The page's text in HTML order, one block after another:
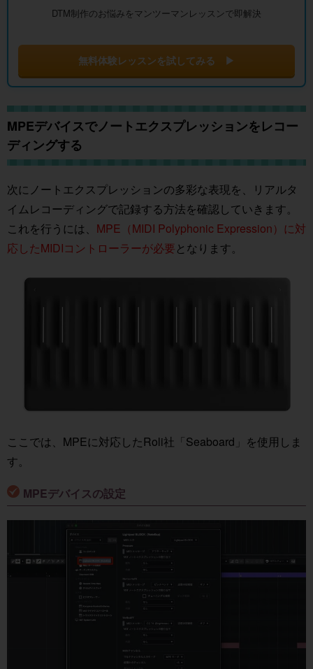
DTM制作のお悩みをマンツーマンレッスンで即解決
無料体験レッスンを試してみる ▶
MPEデバイスでノートエクスプレッションをレコー
ディングする
次にノートエクスプレッションの多彩な表現を、リアルタ
イムレコーディングで記録する方法を確認していきます。
これを行うには、 MPE（MIDI Polyphonic Expression）に対
応したMIDIコントローラーが必要となります。
ここでは、MPEに対応したRoli社「Seaboard」を使用しま
す。
MPEデバイスの設定